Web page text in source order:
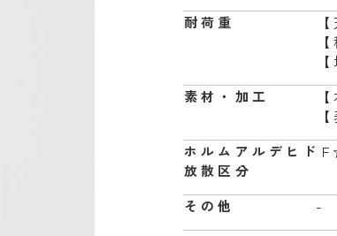
耐荷重
素材・加工
ホルムアルデヒド
放散区分
その他 -